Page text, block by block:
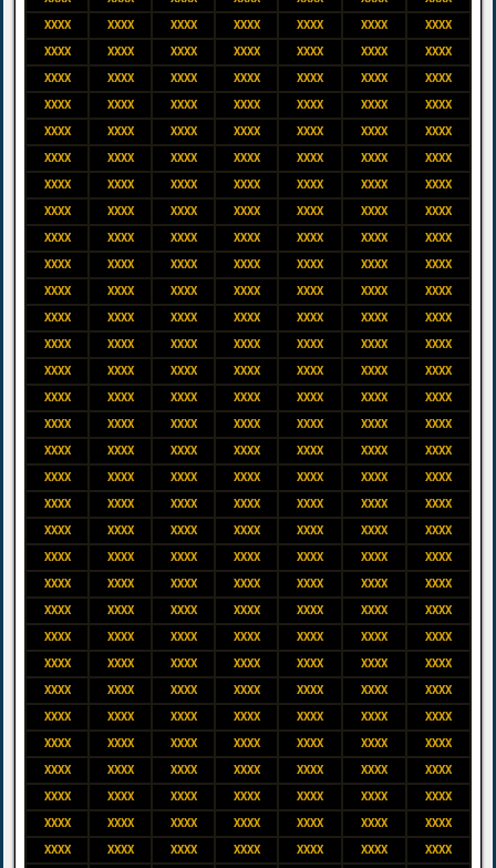
XXXX XXXX XXXX XXXX XXXX XXXX XXXX
XXXX XXXX XXXX XXXX XXXX XXXX XXXX
XXXX XXXX XXXX XXXX XXXX XXXX XXXX
XXXX XXXX XXXX XXXX XXXX XXXX XXXX
XXXX XXXX XXXX XXXX XXXX XXXX XXXX
XXXX XXXX XXXX XXXX XXXX XXXX XXXX
XXXX XXXX XXXX XXXX XXXX XXXX XXXX
XXXX XXXX XXXX XXXX XXXX XXXX XXXX
XXXX XXXX XXXX XXXX XXXX XXXX XXXX
XXXX XXXX XXXX XXXX XXXX XXXX XXXX
XXXX XXXX XXXX XXXX XXXX XXXX XXXX
XXXX XXXX XXXX XXXX XXXX XXXX XXXX
XXXX XXXX XXXX XXXX XXXX XXXX XXXX
XXXX XXXX XXXX XXXX XXXX XXXX XXXX
XXXX XXXX XXXX XXXX XXXX XXXX XXXX
XXXX XXXX XXXX XXXX XXXX XXXX XXXX
XXXX XXXX XXXX XXXX XXXX XXXX XXXX
XXXX XXXX XXXX XXXX XXXX XXXX XXXX
XXXX XXXX XXXX XXXX XXXX XXXX XXXX
XXXX XXXX XXXX XXXX XXXX XXXX XXXX
XXXX XXXX XXXX XXXX XXXX XXXX XXXX
XXXX XXXX XXXX XXXX XXXX XXXX XXXX
XXXX XXXX XXXX XXXX XXXX XXXX XXXX
XXXX XXXX XXXX XXXX XXXX XXXX XXXX
XXXX XXXX XXXX XXXX XXXX XXXX XXXX
XXXX XXXX XXXX XXXX XXXX XXXX XXXX
XXXX XXXX XXXX XXXX XXXX XXXX XXXX
XXXX XXXX XXXX XXXX XXXX XXXX XXXX
XXXX XXXX XXXX XXXX XXXX XXXX XXXX
XXXX XXXX XXXX XXXX XXXX XXXX XXXX
XXXX XXXX XXXX XXXX XXXX XXXX XXXX
XXXX XXXX XXXX XXXX XXXX XXXX XXXX